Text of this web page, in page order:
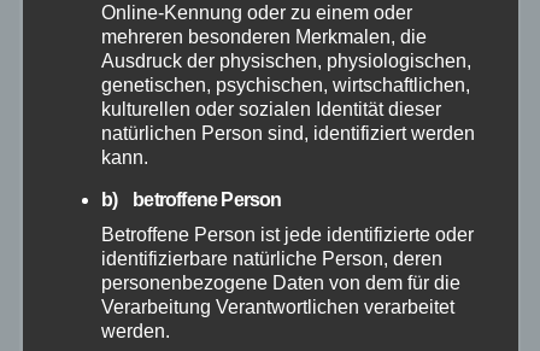
April 2026
März 2026
Januar 2026
Dezember 2025
Online-Kennung oder zu einem oder
mehreren besonderen Merkmalen, die
Ausdruck der physischen, physiologischen,
genetischen, psychischen, wirtschaftlichen,
kulturellen oder sozialen Identität dieser
natürlichen Person sind, identifiziert werden
kann.
b) betroffene Person
Betroffene Person ist jede identifizierte oder
identifizierbare natürliche Person, deren
personenbezogene Daten von dem für die
Verarbeitung Verantwortlichen verarbeitet
werden.